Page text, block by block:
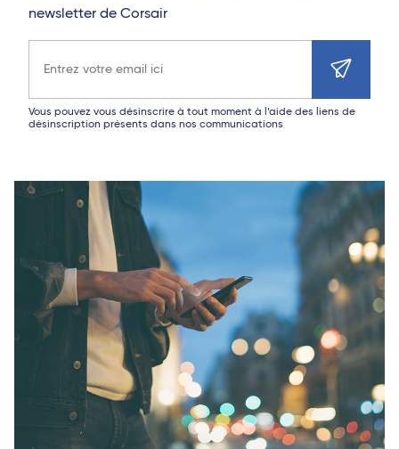
newsletter de Corsair
Vous pouvez vous désinscrire à tout moment à l’aide des liens de
désinscription présents dans nos communications